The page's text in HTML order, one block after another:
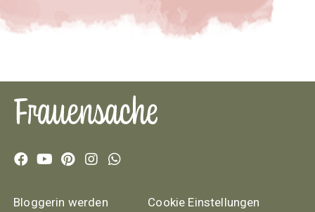
Bloggerin werden
Cookie Einstellungen